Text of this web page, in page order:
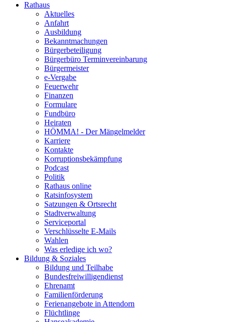
Rathaus
Aktuelles
Anfahrt
Ausbildung
Bekanntmachungen
Bürgerbeteiligung
Bürgerbüro Terminvereinbarung
Bürgermeister
e-Vergabe
Feuerwehr
Finanzen
Formulare
Fundbüro
Heiraten
HÖMMA! - Der Mängelmelder
Karriere
Kontakte
Korruptionsbekämpfung
Podcast
Politik
Rathaus online
Ratsinfosystem
Satzungen & Ortsrecht
Stadtverwaltung
Serviceportal
Verschlüsselte E-Mails
Wahlen
Was erledige ich wo?
Bildung & Soziales
Bildung und Teilhabe
Bundesfreiwilligendienst
Ehrenamt
Familienförderung
Ferienangebote in Attendorn
Flüchtlinge